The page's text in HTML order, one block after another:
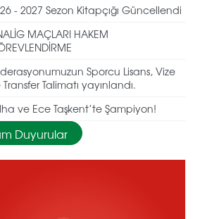
- 2027 Sezon Kitapçığı Güncellendi
MAÇLARI HAKEM
Sporcu Lisans, Vize
Talimatı yayınlandı.
ve Ece Taşkent’te Şampiyon!
Duyurular